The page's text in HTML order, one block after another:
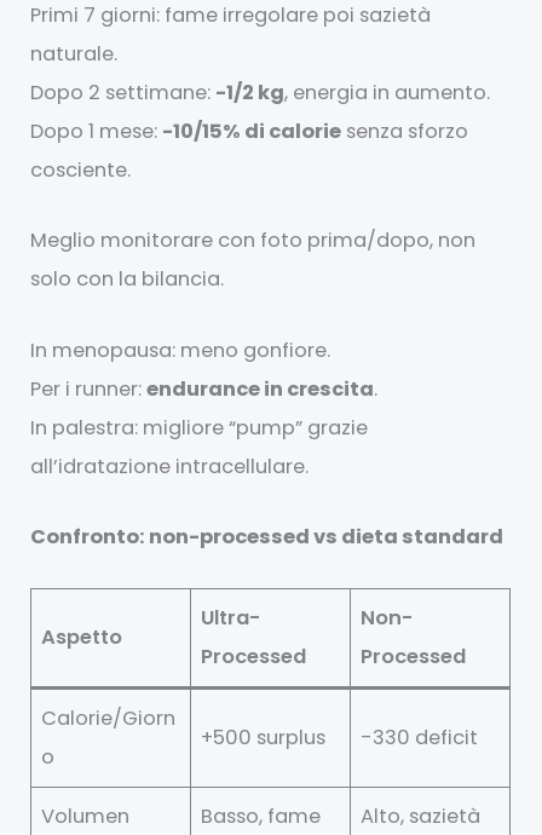
Primi 7 giorni: fame irregolare poi sazietà
naturale.
Dopo 2 settimane: -1/2 kg, energia in aumento.
Dopo 1 mese: -10/15% di calorie senza sforzo
cosciente.
Meglio monitorare con foto prima/dopo, non
solo con la bilancia.
In menopausa: meno gonfiore.
Per i runner:endurance in crescita.
In palestra: migliore “pump” grazie
all’idratazione intracellulare.
Confronto: non-processed vs dieta standard
Aspetto
Ultra-
Processed
Non-
Processed
Calorie/Giorn
o
+500 surplus -330 deficit
Volumen Basso, fame Alto, sazietà